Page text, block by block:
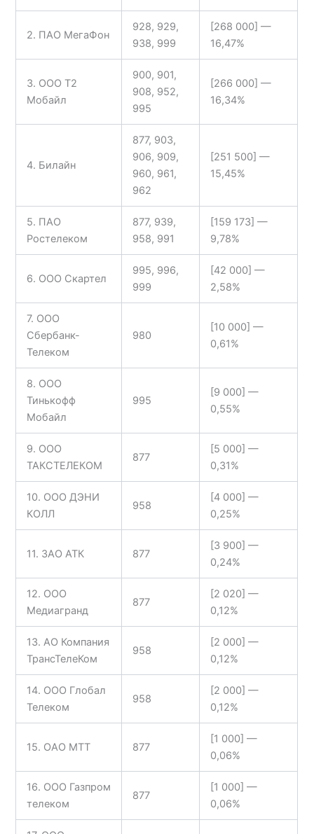
2. ПАО МегаФон
928, 929,
938, 999
[268 000] —
16,47%
3. ООО Т2
Мобайл
900, 901,
908, 952,
995
[266 000] —
16,34%
4. Билайн
877, 903,
906, 909,
960, 961,
962
[251 500] —
15,45%
5. ПАО
Ростелеком
877, 939,
958, 991
[159 173] —
9,78%
6. ООО Скартел
995, 996,
999
[42 000] —
2,58%
7. ООО
Сбербанк-
Телеком
980
[10 000] —
0,61%
8. ООО
Тинькофф
Мобайл
995
[9 000] —
0,55%
9. ООО
ТАКСТЕЛЕКОМ
877
[5 000] —
0,31%
10. ООО ДЭНИ
КОЛЛ
958
[4 000] —
0,25%
11. ЗАО АТК 877
[3 900] —
0,24%
12. ООО
Медиагранд
877
[2 020] —
0,12%
13. АО Компания
ТрансТелеКом
958
[2 000] —
0,12%
14. ООО Глобал
Телеком
958
[2 000] —
0,12%
15. ОАО МТТ 877
[1 000] —
0,06%
16. ООО Газпром
телеком
877
[1 000] —
0,06%